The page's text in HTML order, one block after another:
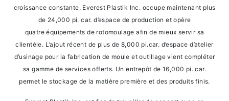
croissance constante, Everest Plastik Inc. occupe maintenant plus
de 24,000 pi. car. d’espace de production et opère
quatre équipements de rotomoulage afin de mieux servir sa
clientèle. L’ajout récent de plus de 8,000 pi.car. d’espace d’atelier
d’usinage pour la fabrication de moule et outillage vient compléter
sa gamme de services offerts. Un entrepôt de 16,000 pi. car.
permet le stockage de la matière première et des produits finis.